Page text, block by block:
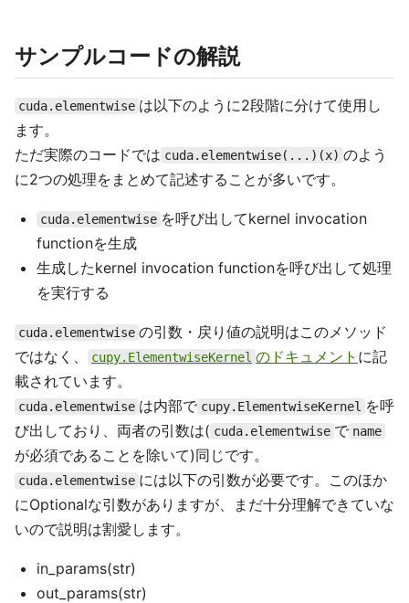
サンプルコードの解説
cuda.elementwise は以下のように2段階に分けて使用し
ます。
ただ実際のコードでは cuda.elementwise(...)(x) のよう
に2つの処理をまとめて記述することが多いです。
cuda.elementwise を呼び出してkernel invocation
functionを生成
生成したkernel invocation functionを呼び出して処理
を実行する
cuda.elementwise の引数・戻り値の説明はこのメソッド
ではなく、
cupy.ElementwiseKernel のドキュメント に記
載されています。
cuda.elementwise は内部で cupy.ElementwiseKernel を呼
び出しており、両者の引数は( cuda.elementwise で name
が必須であることを除いて)同じです。
cuda.elementwise には以下の引数が必要です。このほか
にOptionalな引数がありますが、まだ十分理解できていな
いので説明は割愛します。
in_params(str)
out_params(str)